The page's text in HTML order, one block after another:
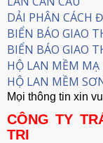
DẢI PHÂN CÁCH
BIỂN BÁO GIAO
BIỂN BÁO GIAO
HỘ LAN MỀM
HỘ LAN MỀM
Mọi thông tin xin
CÔNG TY
TRI